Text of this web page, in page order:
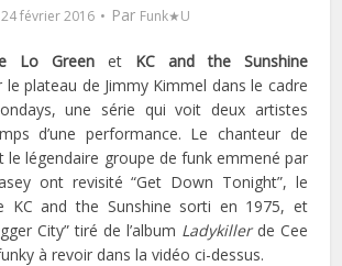
24 février 2016 Par Funk★U
Lo Green et KC and the Sunshine
le plateau de Jimmy Kimmel dans le cadre
une série qui voit deux artistes
d’une performance. Le chanteur de
le légendaire groupe de funk emmené par
ont revisité “Get Down Tonight”, le
KC and the Sunshine sorti en 1975, et
City” tiré de l’album Ladykiller de Cee
à revoir dans la vidéo ci-dessus.